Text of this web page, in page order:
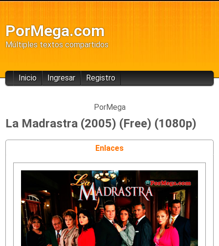
PorMega.com
Múltiples textos compartidos
Inicio Ingresar Registro
PorMega
La Madrastra (2005) (Free) (1080p)
Enlaces